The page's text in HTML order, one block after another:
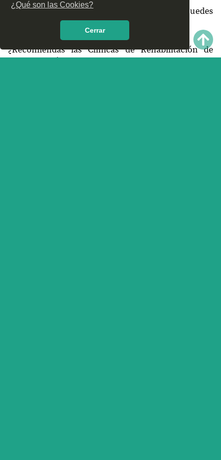
¿Qué son las Cookies?
Cerrar
¿Cómo es el servicio de las Clínicas que puedes
encontrar en Santiago Apóstol, Oaxaca?
¿Recomiendas las Clínicas de Rehabilitación de
Santiago Apóstol, Oaxaca?